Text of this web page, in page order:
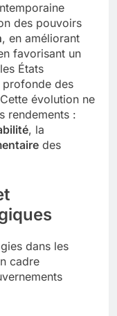
des pouvoirs
, en améliorant
favorisant un
États
profonde des
évolution ne
rendements :
, la
des
dans les
cadre